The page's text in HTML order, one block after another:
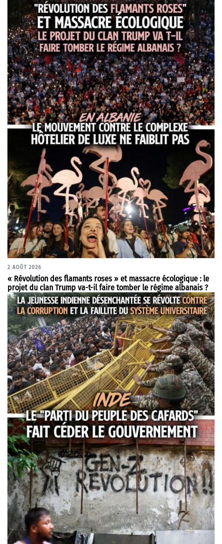
2 AOÛT 2026
« Révolution des flamants roses » et massacre écologique : le
projet du clan Trump va-t-il faire tomber le régime albanais ?